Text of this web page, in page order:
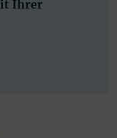
Ihrer